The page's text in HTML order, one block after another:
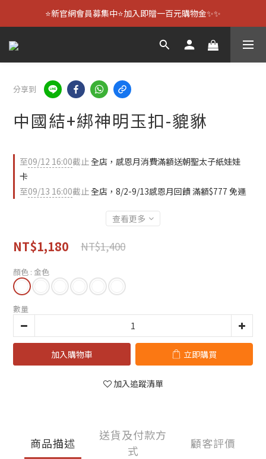
⭐新官網會員募集中⭐加入即贈一百元購物金✨✨
分享到
中國結+綁神明玉扣-貔貅
至09/12 16:00截止全店，感恩月消費滿額送朝聖太子紙娃娃
卡
至09/13 16:00截止全店，8/2-9/13感恩月回饋 滿額$777 免運
查看更多
NT$1,180 NT$1,400
顏色 : 金色
數量
加入購物車 立即購買
加入追蹤清單
商品描述
送貨及付款方
式
顧客評價